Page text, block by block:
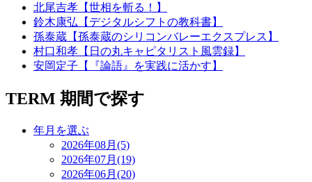
北尾吉孝【世相を斬る！】
鈴木康弘【デジタルシフトの教科書】
孫泰蔵【孫泰蔵のシリコンバレーエクスプレス】
村口和孝【日の丸キャピタリスト風雲録】
安岡定子【『論語』を実践に活かす】
TERM 期間で探す
年月を選ぶ
2026年08月(5)
2026年07月(19)
2026年06月(20)